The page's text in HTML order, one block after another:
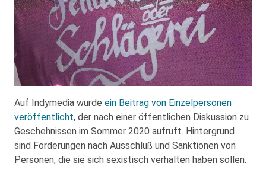
Auf Indymedia wurde ein Beitrag von Einzelpersonen
veröffentlicht, der nach einer öffentlichen Diskussion zu
Geschehnissen im Sommer 2020 aufruft. Hintergrund
sind Forderungen nach Ausschluß und Sanktionen von
Personen, die sie sich sexistisch verhalten haben sollen.